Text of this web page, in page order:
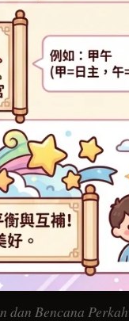
dan Bencana